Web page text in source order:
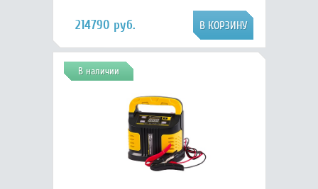
214790 руб.
В наличии